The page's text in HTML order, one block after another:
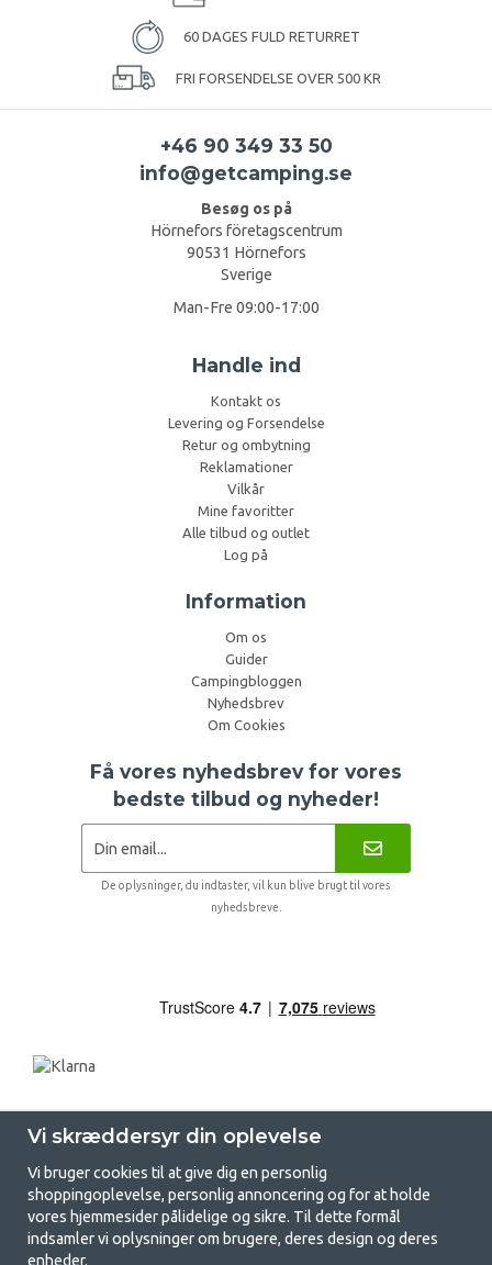
60 DAGES FULD RETURRET
FRI FORSENDELSE OVER 500 KR
+46 90 349 33 50
info@getcamping.se
Besøg os på
Hörnefors företagscentrum
90531 Hörnefors
Sverige
Man-Fre 09:00-17:00
Handle ind
Kontakt os
Levering og Forsendelse
Retur og ombytning
Reklamationer
Vilkår
Mine favoritter
Alle tilbud og outlet
Log på
Information
Om os
Guider
Campingbloggen
Nyhedsbrev
Om Cookies
Få vores nyhedsbrev for vores
bedste tilbud og nyheder!
De oplysninger, du indtaster, vil kun blive brugt til vores
nyhedsbreve.
GetCamping.dk - Din butik for
Vi skræddersyr din oplevelse
Vi bruger cookies til at give dig en personlig
shoppingoplevelse, personlig annoncering og for at holde
vores hjemmesider pålidelige og sikre. Til dette formål
indsamler vi oplysninger om brugere, deres design og deres
enheder.